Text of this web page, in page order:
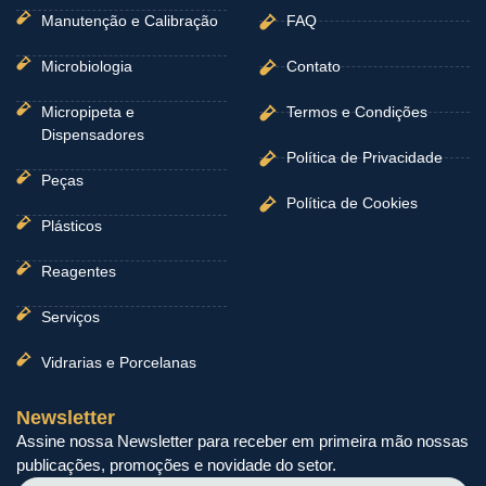
Manutenção e Calibração
Microbiologia
Micropipeta e
Dispensadores
Peças
Plásticos
Reagentes
Serviços
Vidrarias e Porcelanas
FAQ
Contato
Termos e Condições
Política de Privacidade
Política de Cookies
Newsletter
Assine nossa Newsletter para receber em primeira mão nossas
publicações, promoções e novidade do setor.